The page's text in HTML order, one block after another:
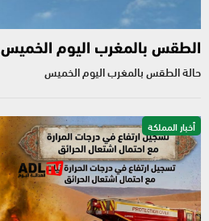
الطقس بالمغرب اليوم الخميس
حالة الطقس بالمغرب اليوم الخميس
أخبار المملكة